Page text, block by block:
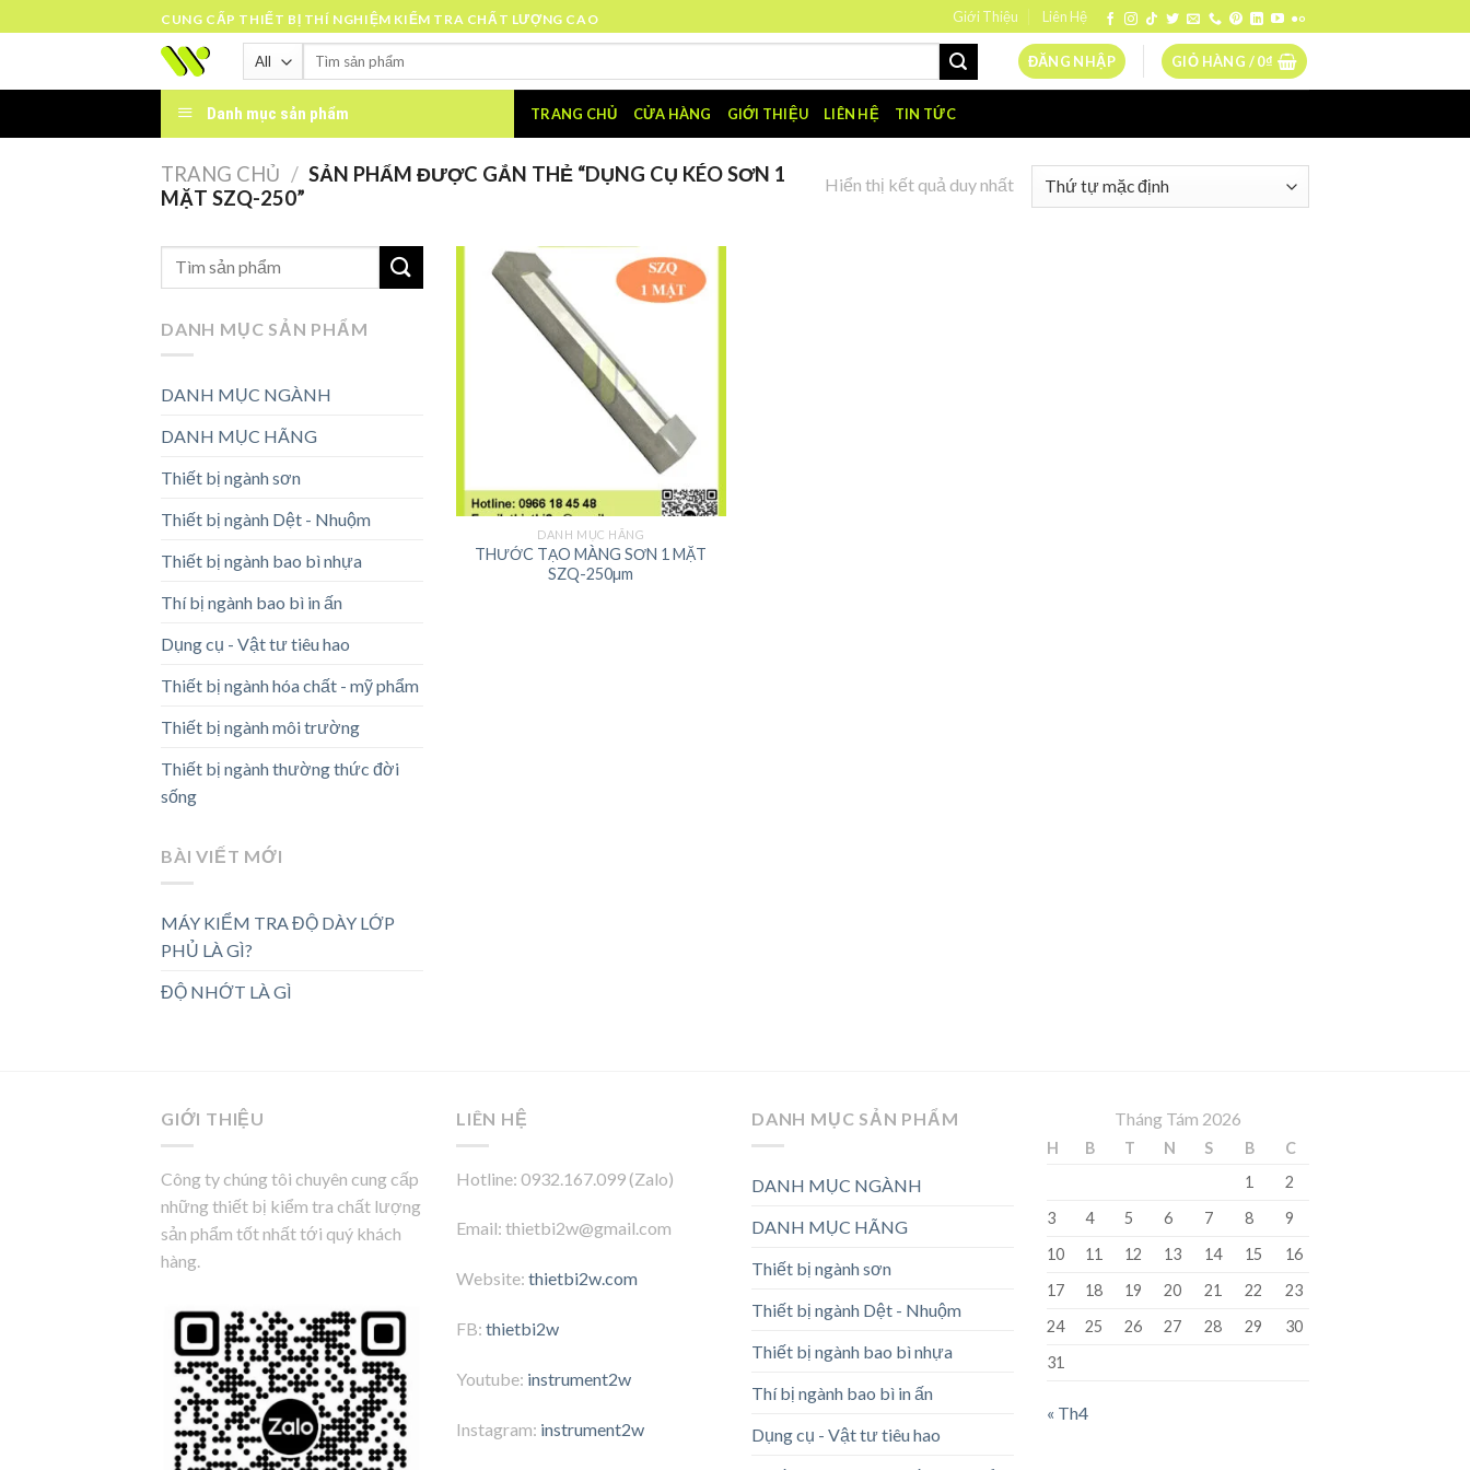
to
CUNG CẤP THIẾT BỊ THÍ NGHIỆM KIỂM TRA CHẤT LƯỢNG CAO Giới Thiệu Liên Hệ
Tìm
ĐĂNG NHẬP GIỎ HÀNG /0₫
Danh mục sản phẩm TRANG CHỦ CỬA HÀNG GIỚI THIỆU LIÊN HỆ TIN TỨC
TRANG CHỦ / SẢN PHẨM ĐƯỢC GẮN THẺ “DỤNG CỤ KÉO SƠN 1
MẶT SZQ-250”
Hiển thị kết quả duy nhất
DANH MỤC SẢN PHẨM
DANH MỤC NGÀNH
DANH MỤC HÃNG
Thiết bị ngành sơn
Thiết bị ngành Dệt - Nhuộm
Thiết bị ngành bao bì nhựa
Thí bị ngành bao bì in ấn
Dụng cụ - Vật tư tiêu hao
Thiết bị ngành hóa chất - mỹ phẩm
Thiết bị ngành môi trường
Thiết bị ngành thường thức đời
sống
BÀI VIẾT MỚI
MÁY KIỂM TRA ĐỘ DÀY LỚP
PHỦ LÀ GÌ?
ĐỘ NHỚT LÀ GÌ
DANH MỤC HÃNG
THƯỚC TẠO MÀNG SƠN 1 MẶT
SZQ-250µm
GIỚI THIỆU
Công ty chúng tôi chuyên cung cấp
những thiết bị kiểm tra chất lượng
sản phẩm tốt nhất tới quý khách
hàng.
LIÊN HỆ
Hotline: 0932.167.099 (Zalo)
Email: thietbi2w@gmail.com
Website: thietbi2w.com
FB: thietbi2w
Youtube: instrument2w
Instagram: instrument2w
DANH MỤC SẢN PHẨM
DANH MỤC NGÀNH
DANH MỤC HÃNG
Thiết bị ngành sơn
Thiết bị ngành Dệt - Nhuộm
Thiết bị ngành bao bì nhựa
Thí bị ngành bao bì in ấn
Dụng cụ - Vật tư tiêu hao
Tháng Tám 2026
H B T N S B
C
1
2
3
4 5 6 7 8
9
10
11 12 13 14 15
16
17
18 19 20 21 22
23
24
25 26 27 28 29
30
31
« Th4